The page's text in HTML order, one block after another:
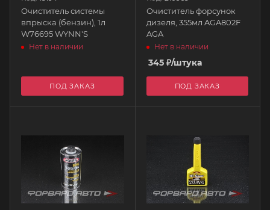
Очиститель системы
впрыска (бензин), 1л
W76695 WYNN'S
Нет в наличии
ПОД ЗАКАЗ
Очиститель форсунок
дизеля, 355мл AGA802F
AGA
Нет в наличии
345₽/штука
ПОД ЗАКАЗ